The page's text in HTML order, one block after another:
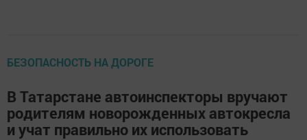
БЕЗОПАСНОСТЬ НА ДОРОГЕ
В Татарстане автоинспекторы вручают
родителям новорожденных автокресла
и учат правильно их использовать